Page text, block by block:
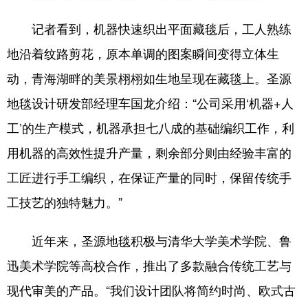
记者看到，机器快速织出平面藏毯后，工人熟练
地沿着纹路剪花，原本单调的图案瞬间变得立体生
动，青海湖畔的美景栩栩如生地呈现在藏毯上。圣源
地毯设计研发部经理车国龙介绍：“公司采用‘机器+人
工’的生产模式，机器承担七八成的基础编织工作，利
用机器的高效性提升产量，剩余部分则由经验丰富的
工匠进行手工编织，在保证产量的同时，保留传统手
工技艺的独特魅力。”
近年来，圣源地毯积极与清华大学美术学院、鲁
迅美术学院等高校合作，推出了多款融合传统工艺与
现代审美的产品。“我们设计团队将简约时尚、欧式古